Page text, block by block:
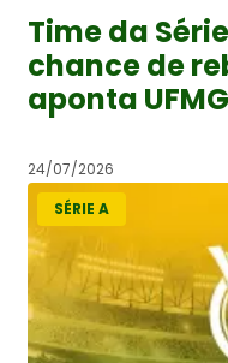
Time da
chance de
aponta UFMG
24/07/2026
SÉRIE A